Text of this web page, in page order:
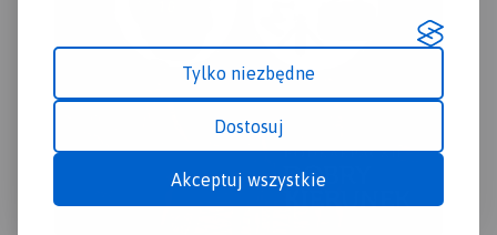
Tylko niezbędne
Dostosuj
Akceptuj wszystkie